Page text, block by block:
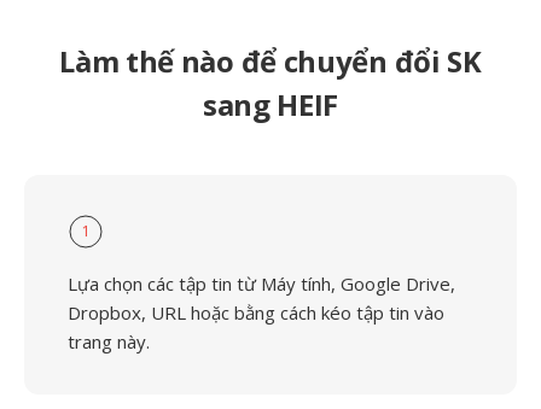
Làm thế nào để chuyển đổi SK
sang HEIF
1
Lựa chọn các tập tin từ Máy tính, Google Drive,
Dropbox, URL hoặc bằng cách kéo tập tin vào
trang này.